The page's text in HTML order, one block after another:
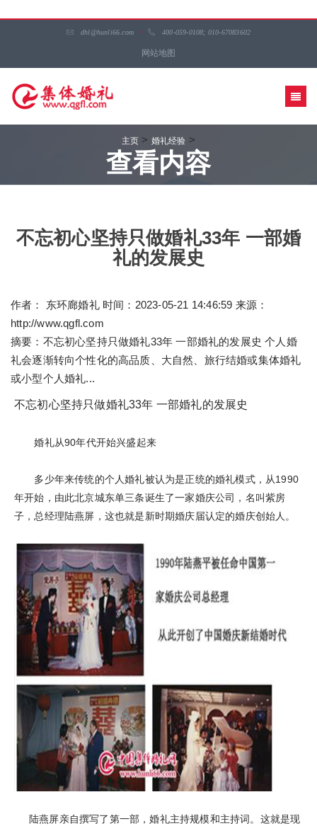
dhl@hunli66.com / 400-059-0108; 010-67083602
网站地图
主页 > 婚礼经验 >
查看内容
不忘初心坚持只做婚礼33年 一部婚
礼的发展史
作者： 东环廊婚礼 时间：2023-05-21 14:46:59 来源：
http://www.qgfl.com
摘要：不忘初心坚持只做婚礼33年 一部婚礼的发展史 个人婚
礼会逐渐转向个性化的高品质、大自然、旅行结婚或集体婚礼
或小型个人婚礼...
不忘初心坚持只做婚礼33年 一部婚礼的发展史
婚礼从90年代开始兴盛起来
多少年来传统的个人婚礼被认为是正统的婚礼模式，从1990
年开始，由此北京城东单三条诞生了一家婚庆公司，名叫紫房
子，总经理陆燕屏，这也就是新时期婚庆届认定的婚庆创始人。
陆燕屏亲自撰写了第一部，婚礼主持规模和主持词。这就是现